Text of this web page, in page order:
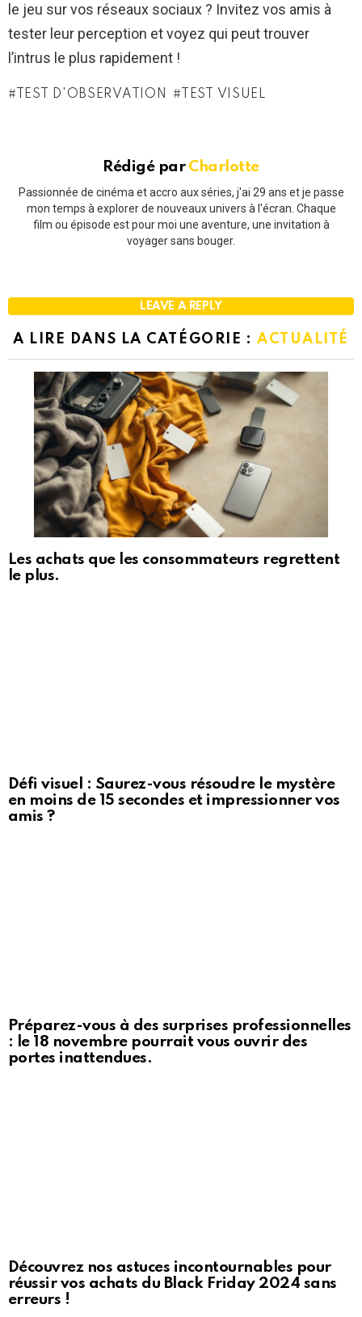
le jeu sur vos réseaux sociaux ? Invitez vos amis à
tester leur perception et voyez qui peut trouver
l’intrus le plus rapidement !
TEST D'OBSERVATION TEST VISUEL
Rédigé par Charlotte
Passionnée de cinéma et accro aux séries, j'ai 29 ans et je passe
mon temps à explorer de nouveaux univers à l'écran. Chaque
film ou épisode est pour moi une aventure, une invitation à
voyager sans bouger.
LEAVE A REPLY
A LIRE DANS LA CATÉGORIE : ACTUALITÉ
Les achats que les consommateurs regrettent
le plus.
Défi visuel : Saurez-vous résoudre le mystère
en moins de 15 secondes et impressionner vos
amis ?
Préparez-vous à des surprises professionnelles
: le 18 novembre pourrait vous ouvrir des
portes inattendues.
Découvrez nos astuces incontournables pour
réussir vos achats du Black Friday 2024 sans
erreurs !